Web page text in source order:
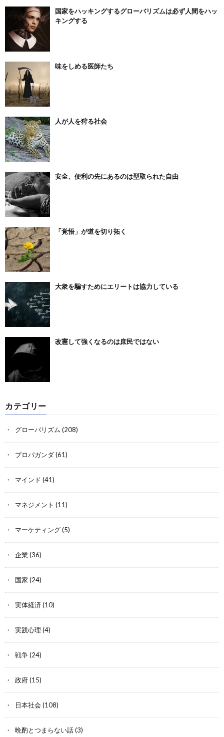
国家をハッキングするグローバリズムは必ず人間をハッ
キングする
味をしめる医師たち
人が人を狩る社会
安全、便利の先にあるのは型取られた自由
「覚悟」が道を切り拓く
大衆を騙すためにエリートは協力している
改憲して強くなるのは庶民ではない
カテゴリー
グローバリズム (208)
プロパガンダ(61)
マインド (41)
マネジメント (11)
マーケティング(5)
企業(36)
国家 (24)
実体経済 (10)
実践心理 (4)
戦争(24)
政府(15)
日本社会 (108)
晩酌とつまらない話(3)